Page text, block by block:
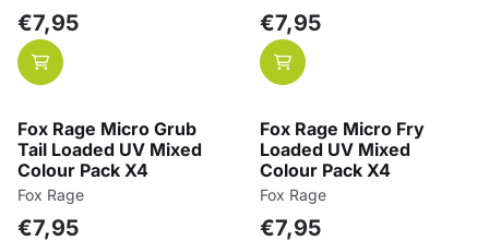
Prijs: 7,95
€7,95 Prijs: 7,95
€7,95
Fox Rage Micro Grub
Tail Loaded UV Mixed
Colour Pack X4
Merk:
Fox Rage
Prijs: 7,95
€7,95
Fox Rage Micro Fry
Loaded UV Mixed
Colour Pack X4
Merk:
Fox Rage
Prijs: 7,95
€7,95